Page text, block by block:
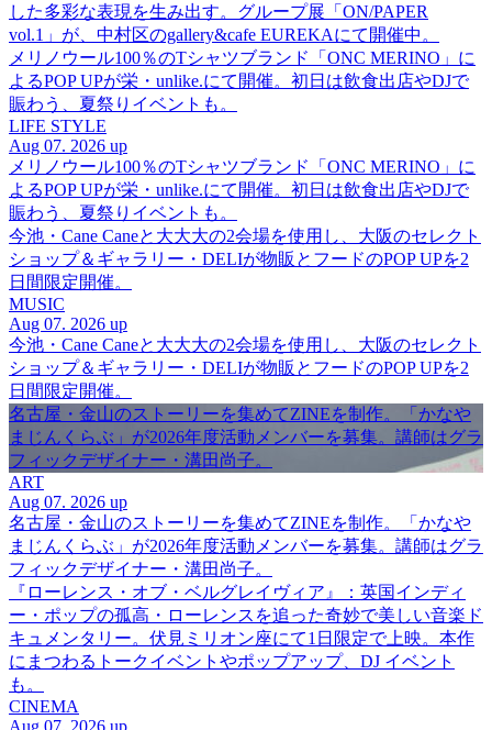
した多彩な表現を生み出す。グループ展「ON/PAPER
vol.1」が、中村区のgallery&cafe EUREKAにて開催中。
メリノウール100％のTシャツブランド「ONC MERINO」に
よるPOP UPが栄・unlike.にて開催。初日は飲食出店やDJで
賑わう、夏祭りイベントも。
LIFE STYLE
Aug 07. 2026 up
メリノウール100％のTシャツブランド「ONC MERINO」に
よるPOP UPが栄・unlike.にて開催。初日は飲食出店やDJで
賑わう、夏祭りイベントも。
今池・Cane Caneと大大大の2会場を使用し、大阪のセレクト
ショップ＆ギャラリー・DELIが物販とフードのPOP UPを2
日間限定開催。
MUSIC
Aug 07. 2026 up
今池・Cane Caneと大大大の2会場を使用し、大阪のセレクト
ショップ＆ギャラリー・DELIが物販とフードのPOP UPを2
日間限定開催。
名古屋・金山のストーリーを集めてZINEを制作。「かなや
まじんくらぶ」が2026年度活動メンバーを募集。講師はグラ
フィックデザイナー・溝田尚子。
ART
Aug 07. 2026 up
名古屋・金山のストーリーを集めてZINEを制作。「かなや
まじんくらぶ」が2026年度活動メンバーを募集。講師はグラ
フィックデザイナー・溝田尚子。
『ローレンス・オブ・ベルグレイヴィア』：英国インディ
ー・ポップの孤高・ローレンスを追った奇妙で美しい音楽ド
キュメンタリー。伏見ミリオン座にて1日限定で上映。本作
にまつわるトークイベントやポップアップ、DJ イベント
も。
CINEMA